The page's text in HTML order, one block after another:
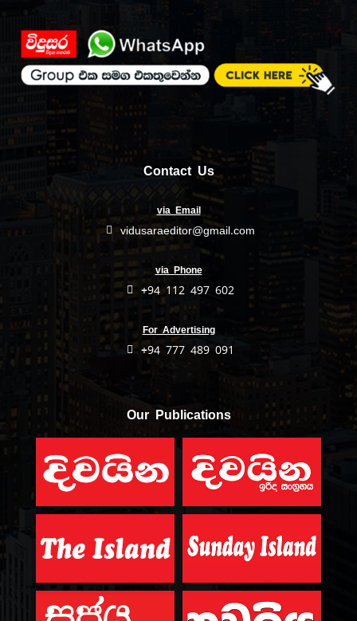
Contact Us
via Email
vidusaraeditor@gmail.com
via Phone
+94 112 497 602
For Advertising
+94 777 489 091
Our Publications